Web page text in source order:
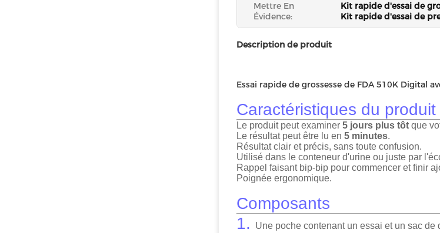
Mettre En
Évidence:
Kit rapide d'essai de
Kit rapide d'essai de
Description de produit
Essai rapide de grossesse de FDA 510K Digital
Caractéristiques du produit
Le produit peut examiner 5 jours plus tôt que
Le résultat peut être lu en 5 minutes.
Résultat clair et précis, sans toute confusion.
Utilisé dans le conteneur d'urine ou juste par
Rappel faisant bip-bip pour commencer et finir
Poignée ergonomique.
Composants
1.
Une poche contenant un essai et un sac de